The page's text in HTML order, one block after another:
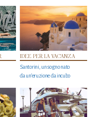
IDEE PER LA VACANZA
Santorini, un sogno nato
da un’eruzione da incubo